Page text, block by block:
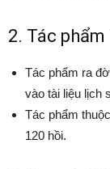
2. Tác
Tác phẩm ra
vào tài liệu lịch
Tác phẩm
120 hồi.